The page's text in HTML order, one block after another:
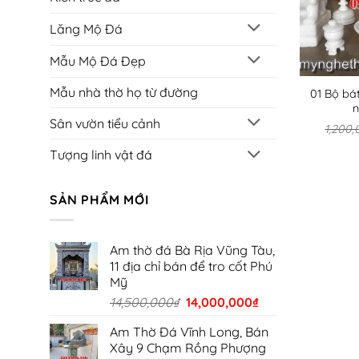
Lăng Mộ Đá
Mẫu Mộ Đá Đẹp
Mẫu nhà thờ họ từ đường
Sân vườn tiểu cảnh
Tượng linh vật đá
SẢN PHẨM MỚI
Am thờ đá Bà Rịa Vũng Tàu,
11 địa chỉ bán để tro cốt Phú
Mỹ
14,500,000₫ Giá
là:
14,500,000₫.
14,000,000₫Giá
tại
là:
Am Thờ Đá Vĩnh Long, Bán
Xây 9 Chạm Rồng Phượng
01 Bộ